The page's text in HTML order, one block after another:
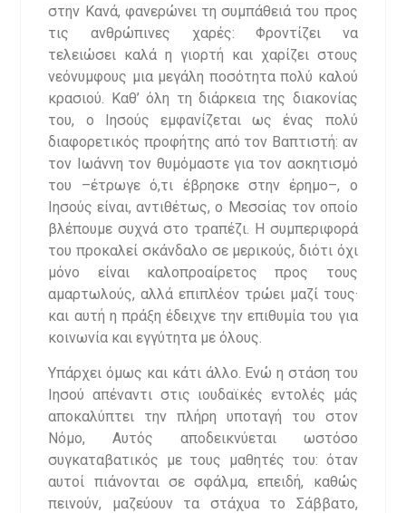
στην Κανά, φανερώνει τη συμπάθειά του προς
τις ανθρώπινες χαρές: Φροντίζει να
τελειώσει καλά η γιορτή και χαρίζει στους
νεόνυμφους μια μεγάλη ποσότητα πολύ καλού
κρασιού. Καθ’ όλη τη διάρκεια της διακονίας
του, ο Ιησούς εμφανίζεται ως ένας πολύ
διαφορετικός προφήτης από τον Βαπτιστή: αν
τον Ιωάννη τον θυμόμαστε για τον ασκητισμό
του –έτρωγε ό,τι έβρησκε στην έρημο–, ο
Ιησούς είναι, αντιθέτως, ο Μεσσίας τον οποίο
βλέπουμε συχνά στο τραπέζι. Η συμπεριφορά
του προκαλεί σκάνδαλο σε μερικούς, διότι όχι
μόνο είναι καλοπροαίρετος προς τους
αμαρτωλούς, αλλά επιπλέον τρώει μαζί τους·
και αυτή η πράξη έδειχνε την επιθυμία του για
κοινωνία και εγγύτητα με όλους.
Υπάρχει όμως και κάτι άλλο. Ενώ η στάση του
Ιησού απέναντι στις ιουδαϊκές εντολές μάς
αποκαλύπτει την πλήρη υποταγή του στον
Νόμο, Αυτός αποδεικνύεται ωστόσο
συγκαταβατικός με τους μαθητές του: όταν
αυτοί πιάνονται σε σφάλμα, επειδή, καθώς
πεινούν, μαζεύουν τα στάχυα το Σάββατο,